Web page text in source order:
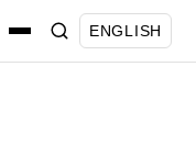
ENGLISH